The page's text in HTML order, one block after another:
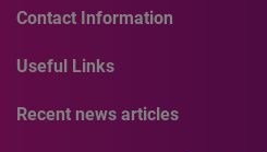
Contact Information
Useful Links
Recent news articles